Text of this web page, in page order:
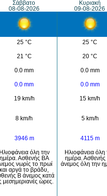
Σάββατο
08-08-2026
Κυριακή
09-08-2026
25 °C 25 °C
21 °C 20 °C
0.0 mm 0.0 mm
0.0 mm 0.0 mm
19 km/h 15 km/h
8 km/h 5 km/h
3946 m 4115 m
Ηλιοφάνεια όλη την
ημέρα. Ασθενής ΒΑ
νωρίς το πρωί
και αργά το βράδυ,
Β άνεμος κατά
μεσημεριανές ώρες.
Ηλιοφάνεια όλη
ημέρα.
άνεμος όλη την